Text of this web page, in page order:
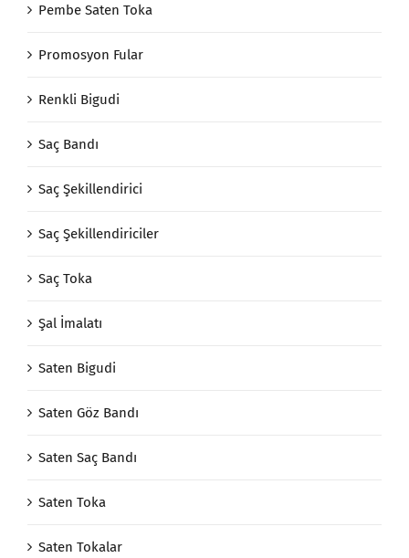
Pembe Saten Toka
Promosyon Fular
Renkli Bigudi
Saç Bandı
Saç Şekillendirici
Saç Şekillendiriciler
Saç Toka
Şal İmalatı
Saten Bigudi
Saten Göz Bandı
Saten Saç Bandı
Saten Toka
Saten Tokalar